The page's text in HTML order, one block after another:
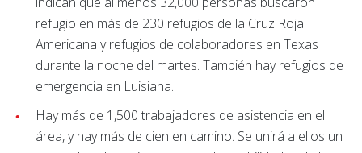
refugio en más de 230 refugios de la Cruz Roja
Americana y refugios de colaboradores en Texas
durante la noche del martes. También hay refugios de
emergencia en Luisiana.
Hay más de 1,500 trabajadores de asistencia en el
área, y hay más de cien en camino. Se unirá a ellos un